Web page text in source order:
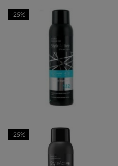
-25%
-25%